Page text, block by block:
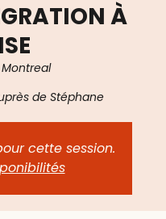
À
Montreal
de Stéphane
cette session.